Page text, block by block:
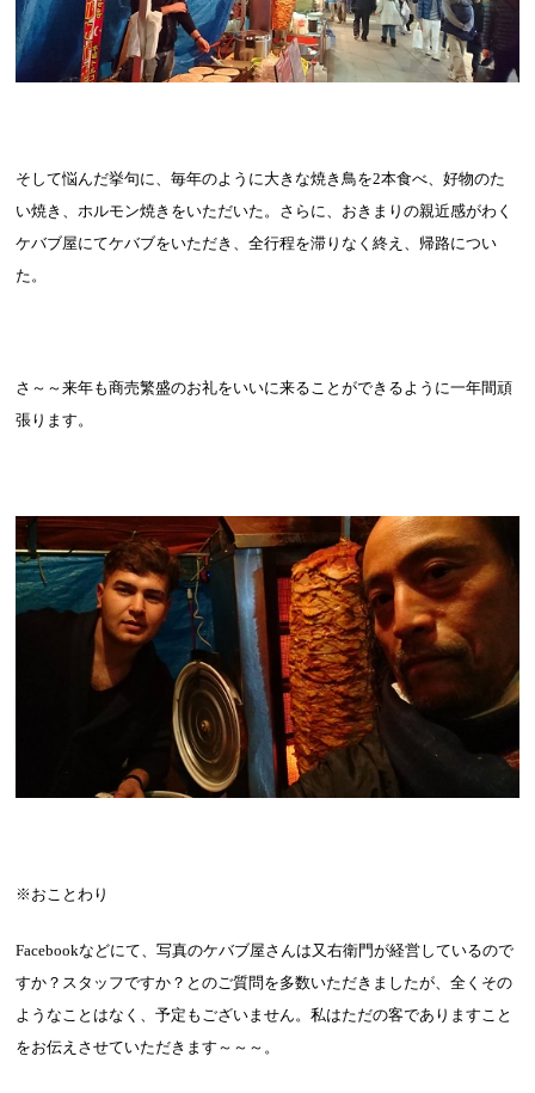
そして悩んだ挙句に、毎年のように大きな焼き鳥を2本食べ、好物のた
い焼き、ホルモン焼きをいただいた。さらに、おきまりの親近感がわく
ケバブ屋にてケバブをいただき、全行程を滞りなく終え、帰路につい
た。
さ～～来年も商売繁盛のお礼をいいに来ることができるように一年間頑
張ります。
※おことわり
Facebookなどにて、写真のケバブ屋さんは又右衛門が経営しているので
すか？スタッフですか？とのご質問を多数いただきましたが、全くその
ようなことはなく、予定もございません。私はただの客でありますこと
をお伝えさせていただきます～～～。